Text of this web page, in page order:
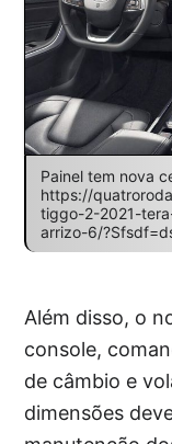
Painel tem nova
https://
tiggo-2-2021-
arrizo-6/
Além disso, o
console,
de câmbio e
dimensões